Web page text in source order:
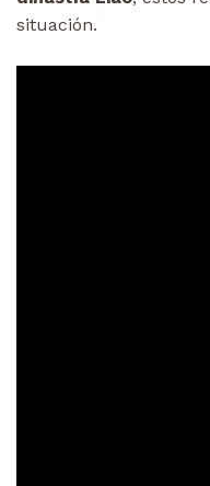
situación.